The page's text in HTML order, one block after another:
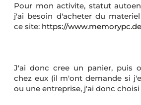
Pour mon activite, statut
j'ai besoin d'acheter du
ce site: https://
J'ai donc cree un panier, puis
chez eux (il m'ont demande si
ou une entreprise, j'ai donc